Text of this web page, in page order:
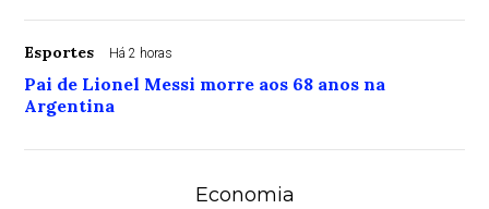
Esportes Há 2 horas
Pai de Lionel Messi morre aos 68 anos na
Argentina
Economia